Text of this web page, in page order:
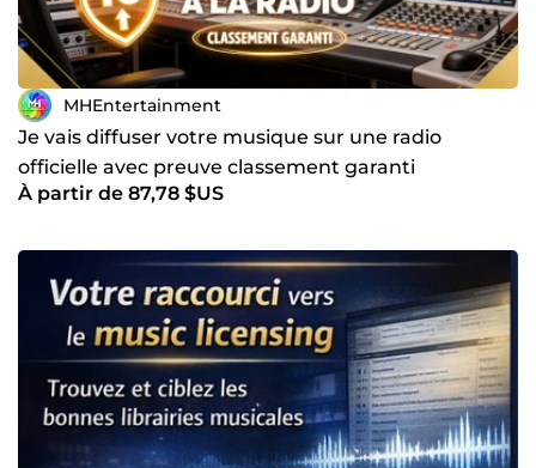
MHEntertainment
Je vais diffuser votre musique sur une radio
officielle avec preuve classement garanti
À partir de 87,78 $US